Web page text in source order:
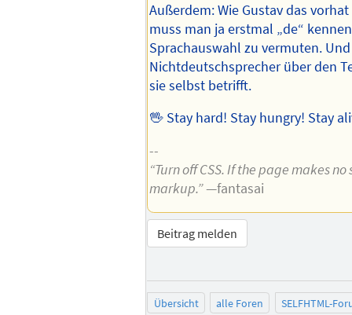
Außerdem: Wie Gustav das
muss man ja erstmal „de“
Sprachauswahl zu vermuten.
Nichtdeutschsprecher über den
sie selbst betrifft.
🖖 Stay hard! Stay hungry! Stay
--
“Turn off CSS. If the page makes no
markup.”—fantasai
Beitrag melden
Übersicht alle Foren
SELFHTML-